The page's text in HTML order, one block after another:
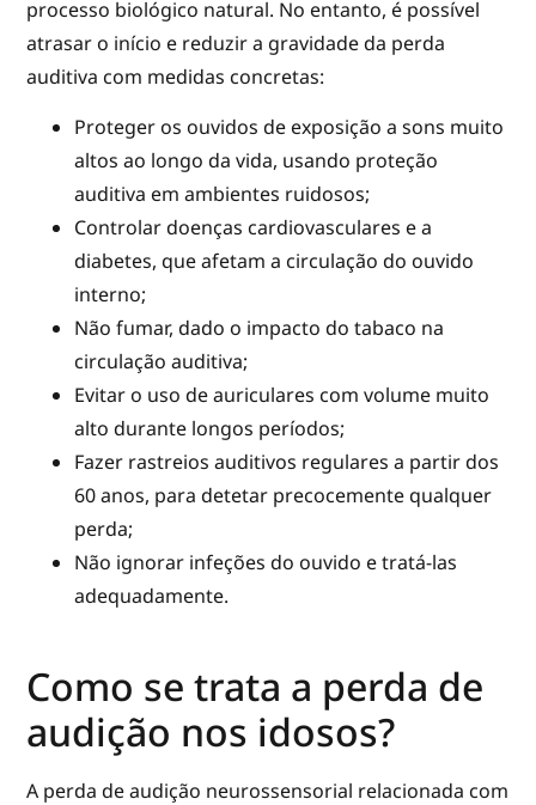
processo biológico natural. No entanto, é possível
atrasar o início e reduzir a gravidade da perda
auditiva com medidas concretas:
Proteger os ouvidos de exposição a sons muito
altos ao longo da vida, usando proteção
auditiva em ambientes ruidosos;
Controlar doenças cardiovasculares e a
diabetes, que afetam a circulação do ouvido
interno;
Não fumar, dado o impacto do tabaco na
circulação auditiva;
Evitar o uso de auriculares com volume muito
alto durante longos períodos;
Fazer rastreios auditivos regulares a partir dos
60 anos, para detetar precocemente qualquer
perda;
Não ignorar infeções do ouvido e tratá-las
adequadamente.
Como se trata a perda de
audição nos idosos?
A perda de audição neurossensorial relacionada com